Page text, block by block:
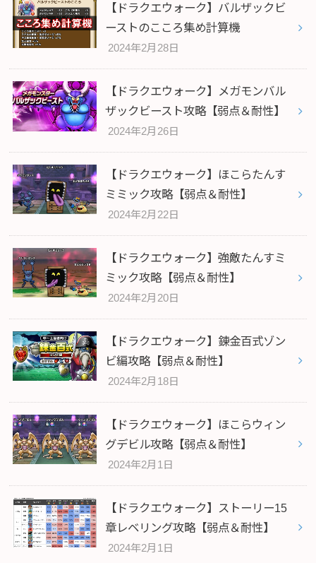
【ドラクエウォーク】バルザックビ
ーストのこころ集め計算機
2024年2月28日
【ドラクエウォーク】メガモンバル
ザックビースト攻略【弱点＆耐性】
2024年2月26日
【ドラクエウォーク】ほこらたんす
ミミック攻略【弱点＆耐性】
2024年2月22日
【ドラクエウォーク】強敵たんすミ
ミック攻略【弱点＆耐性】
2024年2月20日
【ドラクエウォーク】錬金百式ゾン
ビ編攻略【弱点＆耐性】
2024年2月18日
【ドラクエウォーク】ほこらウィン
グデビル攻略【弱点＆耐性】
2024年2月1日
【ドラクエウォーク】ストーリー15
章レベリング攻略【弱点＆耐性】
2024年2月1日